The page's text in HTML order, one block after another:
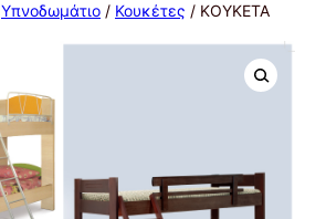
Υπνοδωμάτιο / Κουκέτες / ΚΟΥΚΕΤΑ